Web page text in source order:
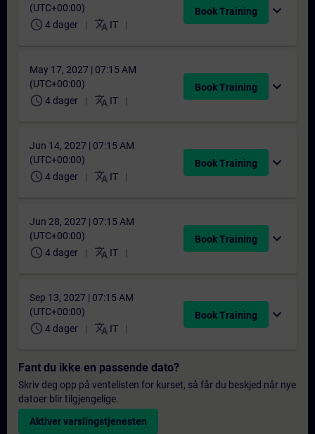
(UTC+00:00)
schedule 4 dager translate IT
Book Training expand_more
May 17, 2027 | 07:15 AM
(UTC+00:00)
schedule 4 dager translate IT
Book Training expand_more
Jun 14, 2027 | 07:15 AM
(UTC+00:00)
schedule 4 dager translate IT
Book Training expand_more
Jun 28, 2027 | 07:15 AM
(UTC+00:00)
schedule 4 dager translate IT
Book Training expand_more
Sep 13, 2027 | 07:15 AM
(UTC+00:00)
schedule 4 dager translate IT
Book Training expand_more
Fant du ikke en passende dato?
Skriv deg opp på ventelisten for kurset, så får du beskjed når nye
datoer blir tilgjengelige.
Aktiver varslingstjenesten